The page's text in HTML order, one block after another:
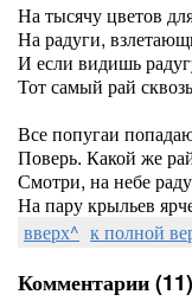
На тысячу цветов
На радуги,
И если видишь
Тот самый рай
Все попугаи
Поверь. Какой же
Смотри, на небе
На пару крыльев
вверх^ к полной
Комментарии